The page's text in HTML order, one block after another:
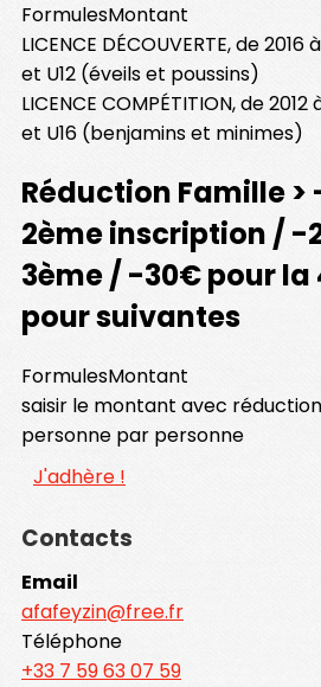
FormulesMontant
LICENCE DÉCOUVERTE, de 2016
et U12 (éveils et poussins)
LICENCE COMPÉTITION, de 2012
et U16 (benjamins et minimes)
Réduction Famille >
2ème inscription / -
3ème / -30€ pour
pour suivantes
FormulesMontant
saisir le montant avec
personne par personne
J'adhère !
Contacts
Email
afafeyzin@free.fr
Téléphone
+33 7 59 63 07 59